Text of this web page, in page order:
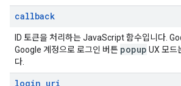
callback
ID 토큰을 처리하는 JavaScript 함수입니다.
Google 계정으로 로그인 버튼 popup UX 모드
다.
login_uri